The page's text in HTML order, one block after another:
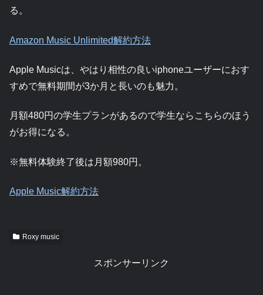
る。
Amazon Music Unlimited解約方法
Apple Musicは、やはり相性の良いiphoneユーザーにおす
すめで無料期間が3か月と長いのも魅力。
月額480円の学生プランがあるので学生ならこちらのほう
がお得になる。
※無料体験終了後は月額980円。
Apple Music解約方法
Roxy music
スポンサーリンク